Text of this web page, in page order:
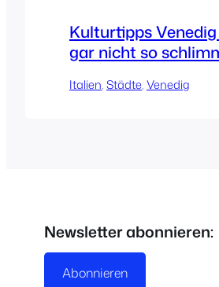
Kulturtipps Venedig
gar nicht so
Italien, Städte, Venedig
Newsletter abonnieren:
Abonnieren